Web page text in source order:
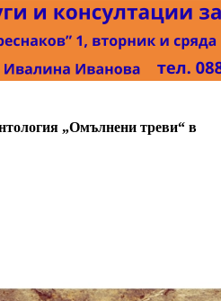
„Омълнени треви“ в